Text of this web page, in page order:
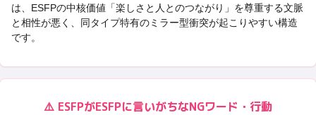
は、 ESFPの中核価値「楽しさと人とのつながり 」を尊重する文脈
と相性が悪く、 同タイプ特有のミラー型衝突が起こりやすい構造
です。
⚠️ ESFPがESFPに言いがちなNGワード・行動